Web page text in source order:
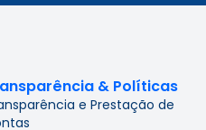
& Políticas
e Prestação de